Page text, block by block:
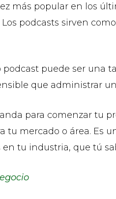
más popular en los
podcasts sirven
puede ser una
que administrar
para comenzar tu
tu mercado o área. Es
tu industria, que tú